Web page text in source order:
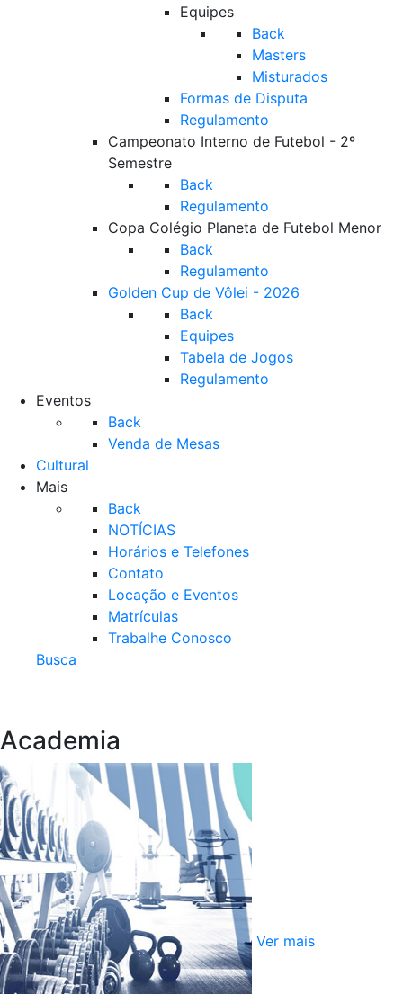
Equipes
Back
Masters
Misturados
Formas de Disputa
Regulamento
Campeonato Interno de Futebol - 2º
Semestre
Back
Regulamento
Copa Colégio Planeta de Futebol Menor
Back
Regulamento
Golden Cup de Vôlei - 2026
Back
Equipes
Tabela de Jogos
Regulamento
Eventos
Back
Venda de Mesas
Cultural
Mais
Back
NOTÍCIAS
Horários e Telefones
Contato
Locação e Eventos
Matrículas
Trabalhe Conosco
Busca
Academia
Ver mais